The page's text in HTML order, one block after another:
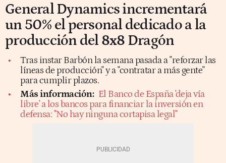
General Dynamics incrementará
un 50% el personal dedicado a la
producción del 8x8 Dragón
Tras instar Barbón la semana pasada a "reforzar las
líneas de producción" y a "contratar a más gente"
para cumplir plazos.
Más información: El Banco de España 'deja vía
libre' a los bancos para financiar la inversión en
defensa: "No hay ninguna cortapisa legal"